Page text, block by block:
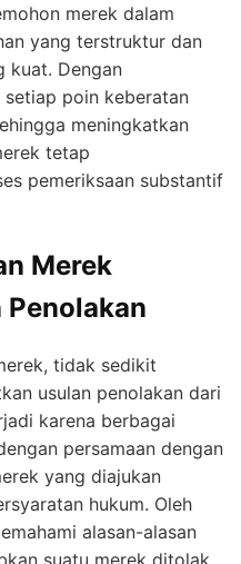
merek dalam
yang terstruktur dan
kuat. Dengan
poin keberatan
meningkatkan
tetap
pemeriksaan substantif
Merek
Penolakan
tidak sedikit
usulan penolakan dari
karena berbagai
persamaan dengan
yang diajukan
hukum. Oleh
alasan-alasan
suatu merek ditolak.